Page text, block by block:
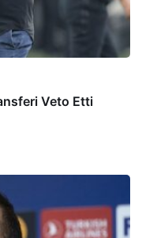
Veto Etti